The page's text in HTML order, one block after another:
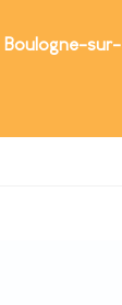
Boulogne-sur-